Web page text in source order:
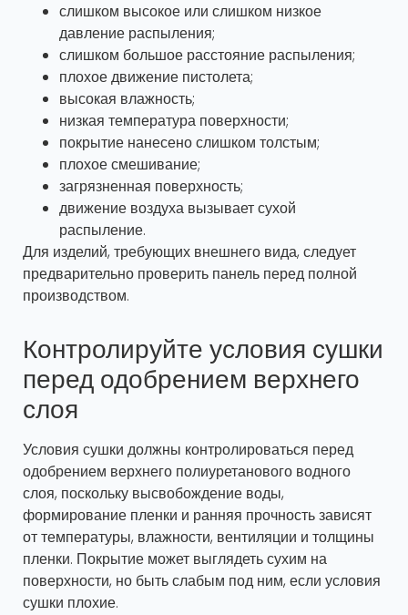
слишком высокое или слишком низкое
давление распыления;
слишком большое расстояние распыления;
плохое движение пистолета;
высокая влажность;
низкая температура поверхности;
покрытие нанесено слишком толстым;
плохое смешивание;
загрязненная поверхность;
движение воздуха вызывает сухой
распыление.
Для изделий, требующих внешнего вида, следует
предварительно проверить панель перед полной
производством.
Контролируйте условия сушки
перед одобрением верхнего
слоя
Условия сушки должны контролироваться перед
одобрением верхнего полиуретанового водного
слоя, поскольку высвобождение воды,
формирование пленки и ранняя прочность зависят
от температуры, влажности, вентиляции и толщины
пленки. Покрытие может выглядеть сухим на
поверхности, но быть слабым под ним, если условия
сушки плохие.